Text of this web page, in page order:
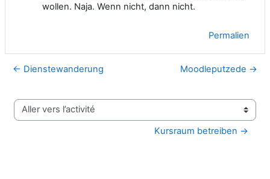
wollen. Naja. Wenn nicht, dann nicht.
Permalien
← Dienstewanderung Moodleputzede →
Aller vers l’activité
Kursraum betreiben →